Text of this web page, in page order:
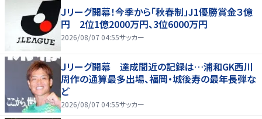
Ｊリーグ開幕！今季から「秋春制」J1優勝賞金３億
円 2位1億2000万円、3位6000万円
2026/08/07 04:55サッカー
Ｊリーグ開幕 達成間近の記録は…浦和GK西川
周作の通算最多出場、福岡・城後寿の最年長弾な
ど
2026/08/07 04:55サッカー